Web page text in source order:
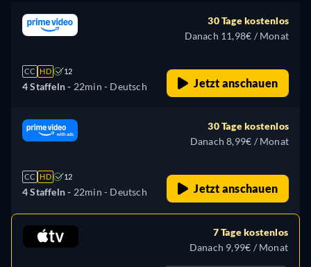
CC HD 12
4 Staffeln - 22min - Deutsch
30 Tage kostenlos
Danach 11,98€ / Monat
Jetzt anschauen
CC HD 12
4 Staffeln - 22min - Deutsch
30 Tage kostenlos
Danach 8,99€ / Monat
Jetzt anschauen
7 Tage kostenlos
Danach 9,99€ / Monat